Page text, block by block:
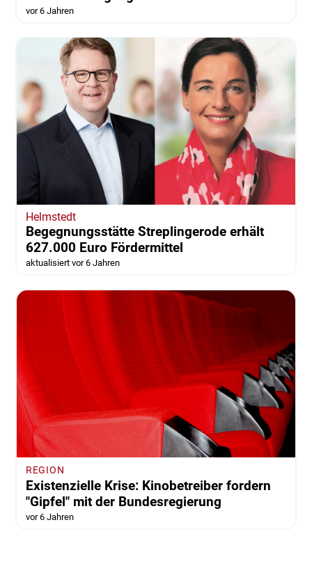
vor 6 Jahren
Helmstedt
Begegnungsstätte Streplingerode erhält
627.000 Euro Fördermittel
aktualisiert vor 6 Jahren
REGION
Existenzielle Krise: Kinobetreiber fordern
"Gipfel" mit der Bundesregierung
vor 6 Jahren